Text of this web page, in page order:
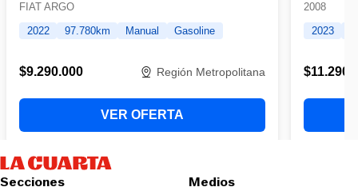
Secciones
Medios